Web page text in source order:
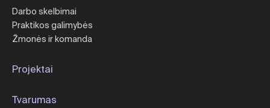
Darbo skelbimai
Praktikos galimybės
Žmonės ir komanda
Projektai
Tvarumas